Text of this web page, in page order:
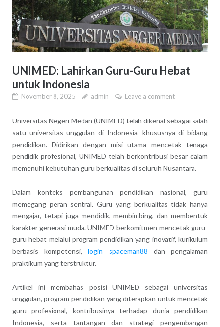
UNIMED: Lahirkan Guru-Guru Hebat
untuk Indonesia
November 8, 2025 admin Leave a comment
Universitas Negeri Medan (UNIMED) telah dikenal sebagai salah
satu universitas unggulan di Indonesia, khususnya di bidang
pendidikan. Didirikan dengan misi utama mencetak tenaga
pendidik profesional, UNIMED telah berkontribusi besar dalam
memenuhi kebutuhan guru berkualitas di seluruh Nusantara.
Dalam konteks pembangunan pendidikan nasional, guru
memegang peran sentral. Guru yang berkualitas tidak hanya
mengajar, tetapi juga mendidik, membimbing, dan membentuk
karakter generasi muda. UNIMED berkomitmen mencetak guru-
guru hebat melalui program pendidikan yang inovatif, kurikulum
berbasis kompetensi,login spaceman88 dan pengalaman
praktikum yang terstruktur.
Artikel ini membahas posisi UNIMED sebagai universitas
unggulan, program pendidikan yang diterapkan untuk mencetak
guru profesional, kontribusinya terhadap dunia pendidikan
Indonesia, serta tantangan dan strategi pengembangan